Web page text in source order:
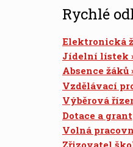
Rychlé
Elektronická
Jídelní lístek
Absence žáků
Vzdělávací
Výběrová
Dotace a
Volná